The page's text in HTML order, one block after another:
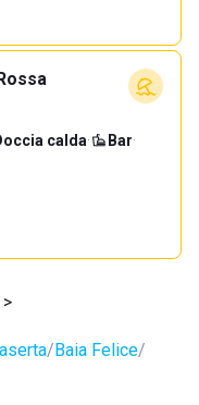
calda· Bar·
>
Baia Felice